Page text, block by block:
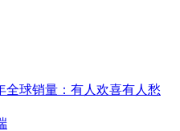
全球销量：有人欢喜有人愁